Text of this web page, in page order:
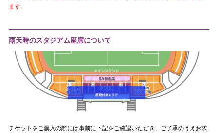
ます。
雨天時のスタジアム座席について
チケットをご購入の際には事前に下記をご確認いただき、ご了承のうえお求